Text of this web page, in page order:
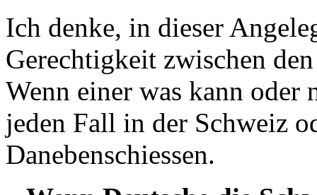
Ich denke, in dieser
Gerechtigkeit zwischen
Wenn einer was kann oder
jeden Fall in der Schweiz
Danebenschiessen.